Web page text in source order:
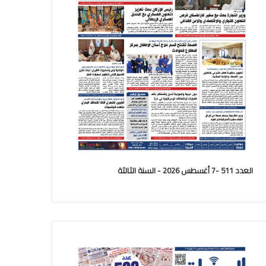
العدد 511 -7 أغسطس 2026 - السنة الثالثة